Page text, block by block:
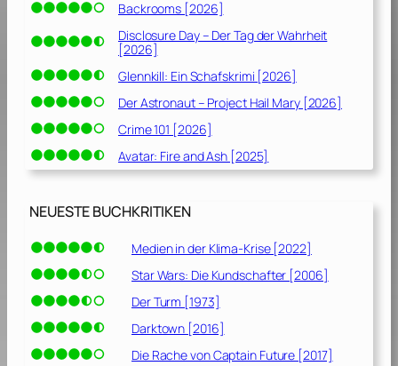
Backrooms [2026]
Disclosure Day – Der Tag der Wahrheit
[2026]
Glennkill: Ein Schafskrimi [2026]
Der Astronaut – Project Hail Mary [2026]
Crime 101 [2026]
Avatar: Fire and Ash [2025]
NEUESTE BUCHKRITIKEN
Medien in der Klima-Krise [2022]
Star Wars: Die Kundschafter [2006]
Der Turm [1973]
Darktown [2016]
Die Rache von Captain Future [2017]